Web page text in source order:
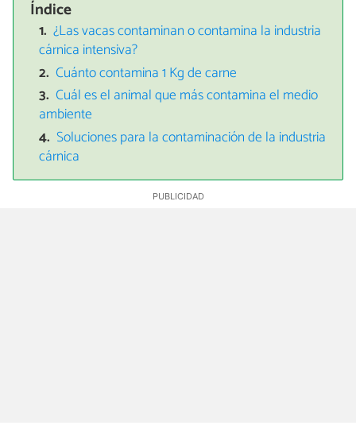
Índice
¿Las vacas contaminan o contamina la industria
cárnica intensiva?
Cuánto contamina 1 Kg de carne
Cuál es el animal que más contamina el medio
ambiente
Soluciones para la contaminación de la industria
cárnica